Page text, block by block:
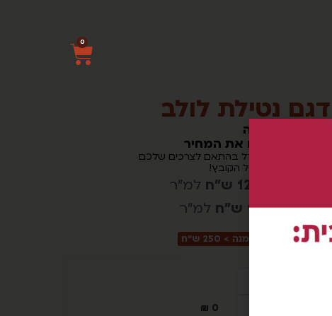
0
דגם נטילת לולב
צײנו רוחב וגובה
ואנו נחשב לכם את המחיר
אנו משנים את הגודל בהתאם לצרכים שלכם
כמובן-ללא עיוות של הקובץ!
125 ש"ח
למ"ר
מ10 מ"ר:
105 ש"ח למ"ר
מחיר מינימום להזמנה > 250 ש"ח
0
₪